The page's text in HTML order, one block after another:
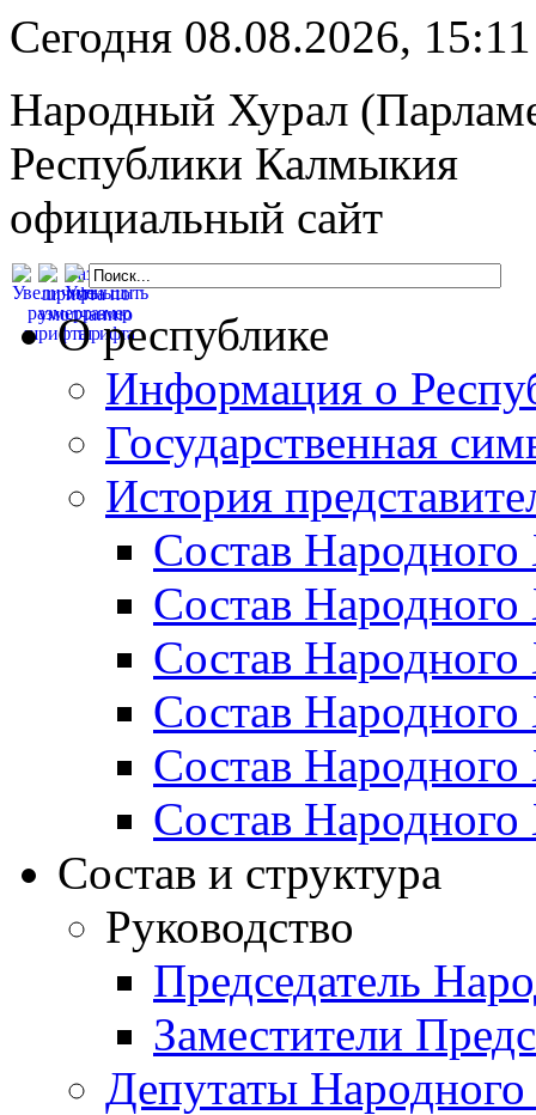
Сегодня 08.08.2026,
Народный Хурал
Республики Калмыкия
официальный сайт
О республике
Информация о
Государственная
История
Состав Народного
Состав
Состав
Состав
Состав Народного
Состав
Состав и структура
Руководство
Председатель
Заместители
Депутаты